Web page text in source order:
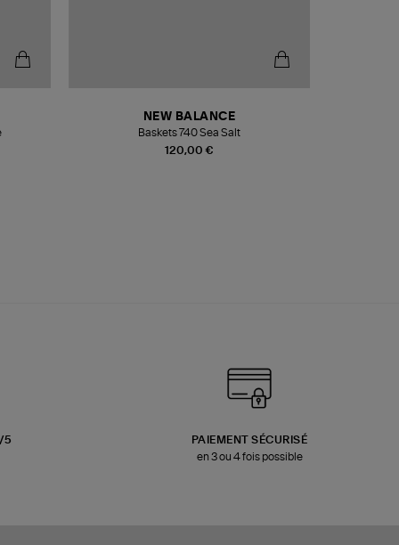
120,00 €
NEW BALANCE
Baskets 740 Sea Salt
5
PAIEMENT SÉCURISÉ
en 3 ou 4 fois possible